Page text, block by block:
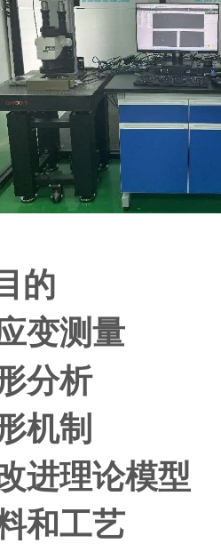
的
变测量
分析
机制
进理论模型
和工艺